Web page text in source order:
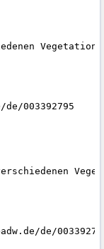
003392795
de/